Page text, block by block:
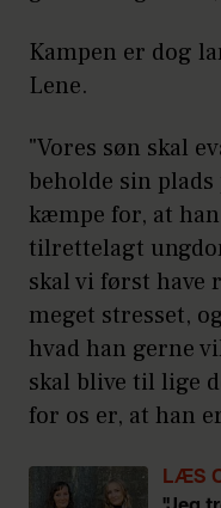
Kampen er dog
Lene.
"Vores søn skal
beholde sin plads
kæmpe for, at
tilrettelagt
skal vi først have
meget stresset,
hvad han gerne
skal blive til lige
for os er, at han
LÆS